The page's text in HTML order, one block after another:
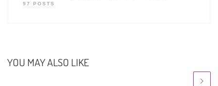
97 POSTS
YOU MAY ALSO LIKE